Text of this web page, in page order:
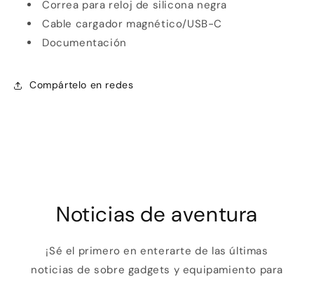
Correa para reloj de silicona negra
Cable cargador magnético/USB-C
Documentación
Compártelo en redes
Noticias de aventura
¡Sé el primero en enterarte de las últimas
noticias de sobre gadgets y equipamiento para